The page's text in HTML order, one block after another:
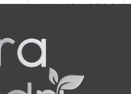
niacinamide et à l’aloé
contrôlant les odeurs et
en apaisant la peau.